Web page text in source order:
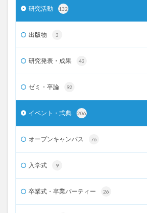
研究活動 132
出版物 3
研究発表・成果 43
ゼミ・卒論 92
イベント・式典 206
オープンキャンパス 76
入学式 9
卒業式・卒業パーティー 26